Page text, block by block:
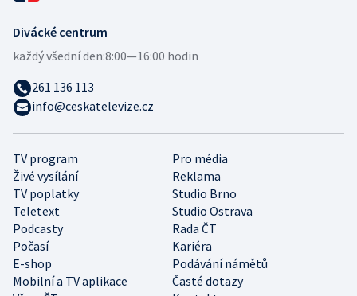
TV program
Pro média
Živé vysílání
Reklama
TV poplatky
Studio Brno
Teletext
Studio Ostrava
Podcasty
Rada ČT
Počasí
Kariéra
E-shop
Podávání námětů
Mobilní a TV aplikace
Časté dotazy
Divácké centrum
každý všední den:8:00—16:00 hodin
261 136 113
info@ceskatelevize.cz